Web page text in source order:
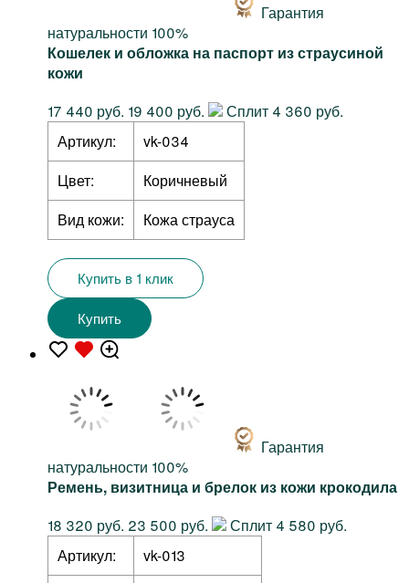
Гарантия
натуральности 100%
Кошелек и обложка на паспорт из страусиной
кожи
17 440 руб. 19 400 руб.
Сплит 4 360 руб.
Артикул:
vk-034
Цвет:
Коричневый
Вид кожи:
Кожа страуса
Купить в 1 клик
Купить
Гарантия
натуральности 100%
Ремень, визитница и брелок из кожи крокодила
18 320 руб. 23 500 руб.
Сплит 4 580 руб.
Артикул:
vk-013